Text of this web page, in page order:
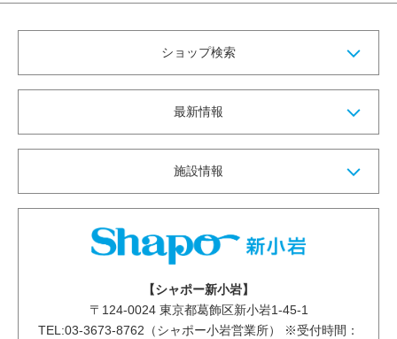
ショップ検索
最新情報
施設情報
【シャポー新小岩】
〒 124-0024東京都葛飾区新小岩1-45-1
TEL:03-3673-8762（シャポー小岩営業所） ※受付時間：